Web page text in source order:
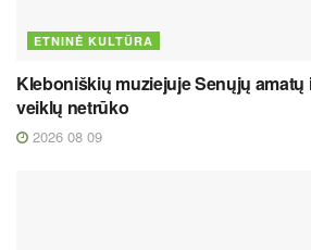
ETNINĖ KULTŪRA
Kleboniškių muziejuje Senųjų
veiklų netrūko
2026 08 09